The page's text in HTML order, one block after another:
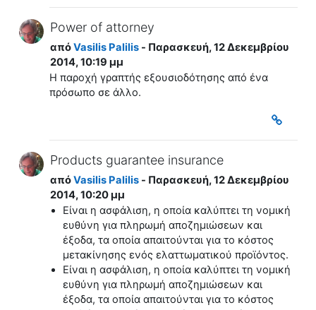
Power of attorney
απόVasilis Palilis- Παρασκευή, 12 Δεκεμβρίου
2014, 10:19 μμ
Η παροχή γραπτής εξουσιοδότησης από ένα
πρόσωπο σε άλλο.
Products guarantee insurance
απόVasilis Palilis- Παρασκευή, 12 Δεκεμβρίου
2014, 10:20 μμ
Είναι η ασφάλιση, η οποία καλύπτει τη νομική
ευθύνη για πληρωμή αποζημιώσεων και
έξοδα, τα οποία απαιτούνται για το κόστος
μετακίνησης ενός ελαττωματικού προϊόντος.
Είναι η ασφάλιση, η οποία καλύπτει τη νομική
ευθύνη για πληρωμή αποζημιώσεων και
έξοδα, τα οποία απαιτούνται για το κόστος